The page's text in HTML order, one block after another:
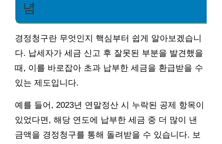
념
경정청구란 무엇인지 핵심부터 쉽게 알아보겠습니
다. 납세자가 세금 신고 후 잘못된 부분을 발견했을
때, 이를 바로잡아 초과 납부한 세금을 환급받을 수
있는 제도입니다.
예를 들어, 2023년 연말정산 시 누락된 공제 항목이
있었다면, 해당 연도에 납부한 세금 중 더 많이 낸
금액을 경정청구를 통해 돌려받을 수 있습니다. 보